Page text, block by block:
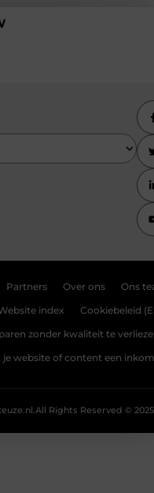
Partners Over ons Ons
index Cookiebeleid
zonder kwaliteit te
je website of content een
All Rights Reserved © 2025